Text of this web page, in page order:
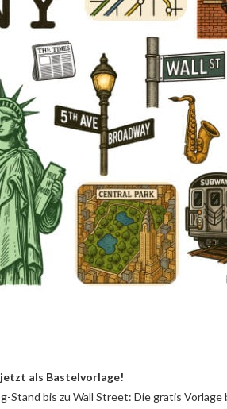
als Bastelvorlage!
Stand bis zu Wall Street: Die gratis